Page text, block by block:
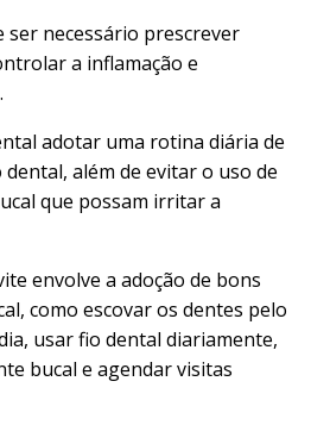
ser necessário prescrever
a inflamação e
adotar uma rotina diária de
além de evitar o uso de
que possam irritar a
envolve a adoção de bons
como escovar os dentes pelo
usar fio dental diariamente,
bucal e agendar visitas